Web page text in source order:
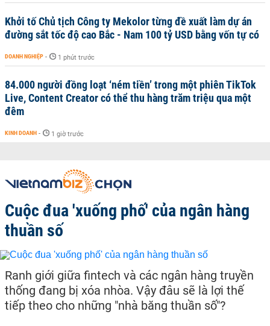
Khởi tố Chủ tịch Công ty Mekolor từng đề xuất làm dự án
đường sắt tốc độ cao Bắc - Nam 100 tỷ USD bằng vốn tự có
DOANH NGHIỆP - 1 phút trước
84.000 người đồng loạt ‘ném tiền’ trong một phiên TikTok
Live, Content Creator có thể thu hàng trăm triệu qua một
đêm
KINH DOANH - 1 giờ trước
Cuộc đua 'xuống phố' của ngân hàng
thuần số
Ranh giới giữa fintech và các ngân hàng truyền
thống đang bị xóa nhòa. Vậy đâu sẽ là lợi thế
tiếp theo cho những "nhà băng thuần số"?